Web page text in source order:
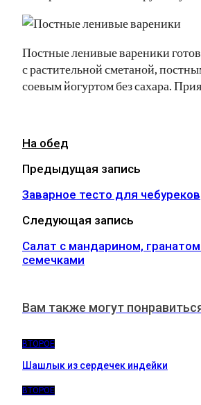
Постные ленивые вареники
с растительной сметаной,
соевым йогуртом без сахара.
На обед
Предыдущая запись
Заварное тесто для чебуреков
Следующая запись
Салат c мандарином,
семечками
Вам также могут
ВТОРОЕ
Шашлык из сердечек индейки
ВТОРОЕ